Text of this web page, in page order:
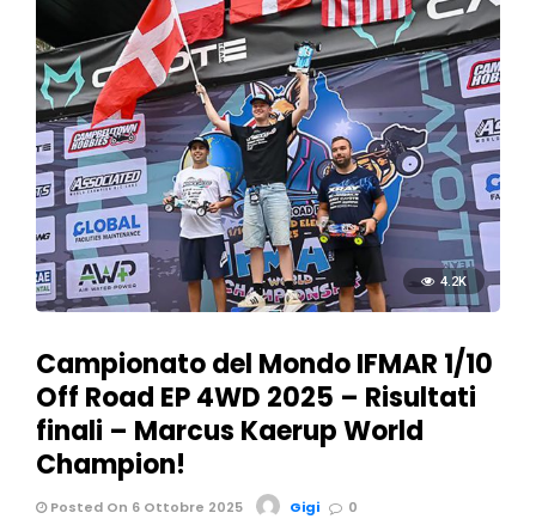
4.2K
Campionato del Mondo IFMAR 1/10
Off Road EP 4WD 2025 – Risultati
finali – Marcus Kaerup World
Champion!
Posted On 6 Ottobre 2025 Gigi 0